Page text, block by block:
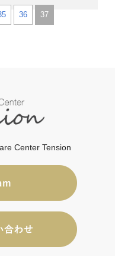
36 37
Center Tension